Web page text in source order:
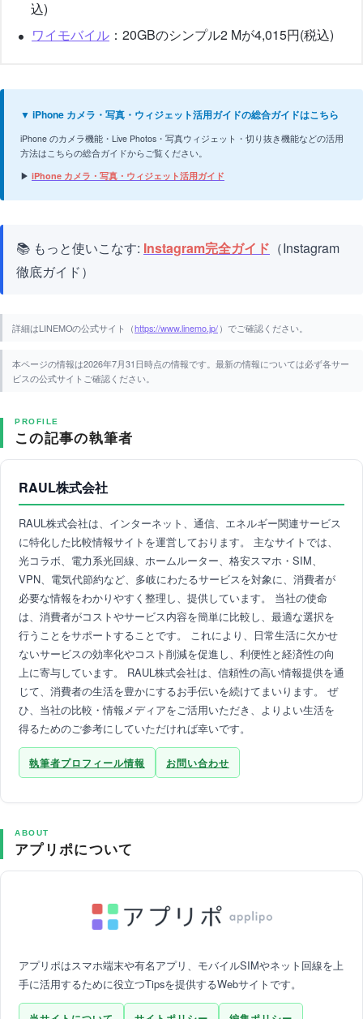
込)
ワイモバイル ：20GBのシンプル2 Mが4,015円(税込)
▼ iPhone カメラ・写真・ウィジェット活用ガイドの総合ガイドはこちら
iPhone のカメラ機能・Live Photos・写真ウィジェット・切り抜き機能などの活用
方法はこちらの総合ガイドからご覧ください。
▶ iPhone カメラ・写真・ウィジェット活用ガイド
📚 もっと使いこなす: Instagram完全ガイド （Instagram
徹底ガイド）
詳細はLINEMOの公式サイト（https://www.linemo.jp/）でご確認ください。
本ページの情報は2026年7月31日時点の情報です。最新の情報については必ず各サー
ビスの公式サイトご確認ください。
PROFILE
この記事の執筆者
RAUL株式会社
RAUL株式会社は、インターネット、通信、エネルギー関連サービス
に特化した比較情報サイトを運営しております。 主なサイトでは、
光コラボ、電力系光回線、ホームルーター、格安スマホ・SIM、
VPN、電気代節約など、多岐にわたるサービスを対象に、消費者が
必要な情報をわかりやすく整理し、提供しています。 当社の使命
は、消費者がコストやサービス内容を簡単に比較し、最適な選択を
行うことをサポートすることです。 これにより、日常生活に欠かせ
ないサービスの効率化やコスト削減を促進し、利便性と経済性の向
上に寄与しています。 RAUL株式会社は、信頼性の高い情報提供を通
じて、消費者の生活を豊かにするお手伝いを続けてまいります。 ぜ
ひ、当社の比較・情報メディアをご活用いただき、よりよい生活を
得るためのご参考にしていただければ幸いです。
執筆者プロフィール情報 お問い合わせ
ABOUT
アプリポについて
アプリポはスマホ端末や有名アプリ、モバイルSIMやネット回線を上
手に活用するために役立つTipsを提供するWebサイトです。